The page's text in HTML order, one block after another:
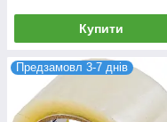
Купити
Предзамовл 3-7 днів